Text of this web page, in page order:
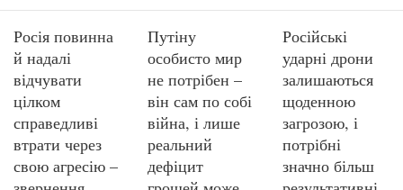
Росія повинна
й надалі
відчувати
цілком
справедливі
втрати через
свою агресію –
Путіну
особисто мир
не потрібен –
він сам по собі
війна, і лише
реальний
дефіцит
Російські
ударні дрони
залишаються
щоденною
загрозою, і
потрібні
значно більш